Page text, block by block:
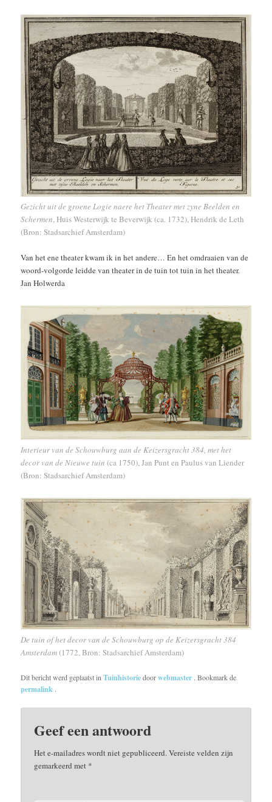
Gezicht uit de groene Logie naere het Theater met zyne Beelden en
Schermen, Huis Westerwijk te Beverwijk (ca. 1732), Hendrik de Leth
(Bron: Stadsarchief Amsterdam)
Van het ene theater kwam ik in het andere… En het omdraaien van de
woord-volgorde leidde van theater in de tuin tot tuin in het theater.
Jan Holwerda
Interieur van de Schouwburg aan de Keizersgracht 384, met het
decor van de Nieuwe tuin (ca 1750), Jan Punt en Paulus van Liender
(Bron: Stadsarchief Amsterdam)
De tuin of het decor van de Schouwburg op de Keizersgracht 384
Amsterdam(1772, Bron: Stadsarchief Amsterdam)
Dit bericht werd geplaatst inTuinhistoriedoorwebmaster . Bookmark de
permalink .
Geef een antwoord
Het e-mailadres wordt niet gepubliceerd.Vereiste velden zijn
gemarkeerd met *